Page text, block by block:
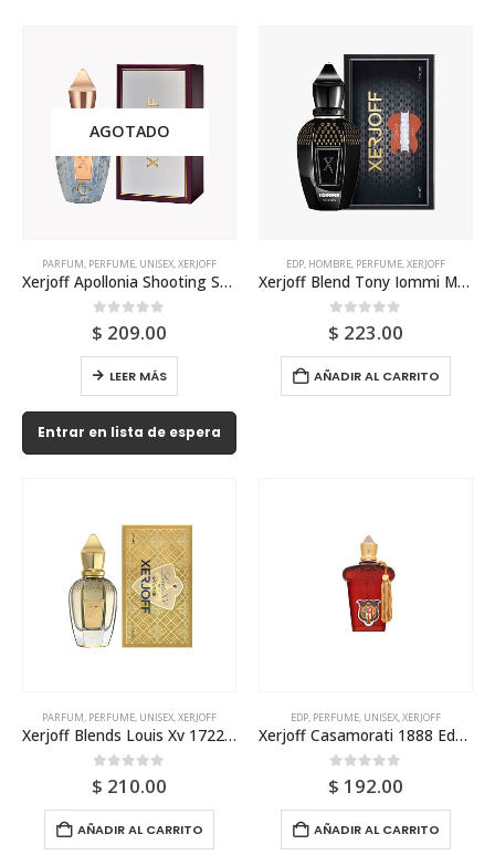
AGOTADO
PARFUM, PERFUME, UNISEX,XERJOFF
Xerjoff Apollonia Shooting Stars Parfum 50ml Unisex
0 out of 5
$ 209.00
LEER MÁS
Entrar en lista de espera
EDP, HOMBRE, PERFUME,XERJOFF
Xerjoff Blend Tony Iommi Monkey Deified 50ml Para Hombre
0 out of 5
$ 223.00
AÑADIR AL CARRITO
PARFUM, PERFUME, UNISEX,XERJOFF
Xerjoff Blends Louis Xv 1722 De Venoge Parfum 50ml Unisex
0 out of 5
$ 210.00
AÑADIR AL CARRITO
EDP, PERFUME, UNISEX,XERJOFF
Xerjoff Casamorati 1888 Edp 100ml Tester Unisex
0 out of 5
$ 192.00
AÑADIR AL CARRITO